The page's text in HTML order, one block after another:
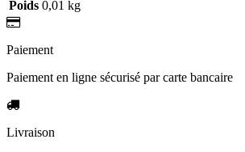
Poids 0,01 kg
Paiement
Paiement en ligne sécurisé par carte bancaire
Livraison